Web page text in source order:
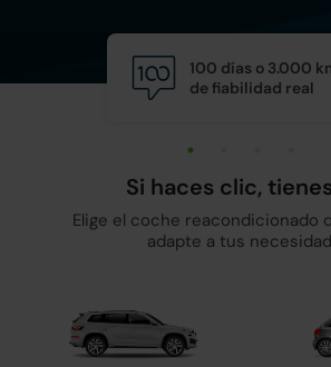
100 días o 3.000
de fiabilidad real
Si haces clic,
Elige el coche reacondicionado
adapte a tus